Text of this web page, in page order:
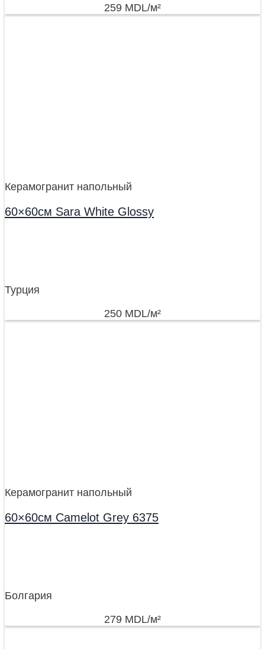
259 MDL/м²
Керамогранит напольный
60×60см Sara White Glossy
Турция
250 MDL/м²
Керамогранит напольный
60×60см Camelot Grey 6375
Болгария
279 MDL/м²